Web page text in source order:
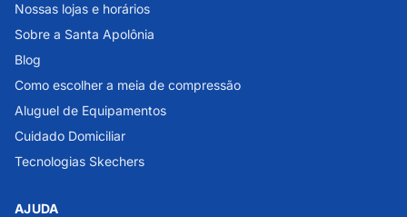
Nossas lojas e horários
Sobre a Santa Apolônia
Blog
Como escolher a meia de compressão
Aluguel de Equipamentos
Cuidado Domiciliar
Tecnologias Skechers
AJUDA